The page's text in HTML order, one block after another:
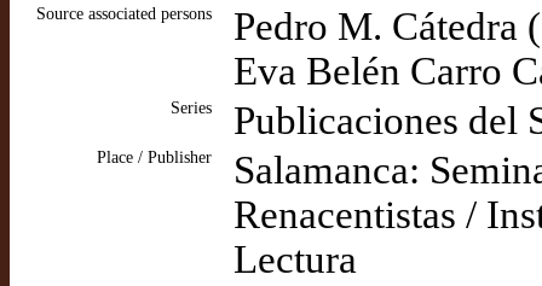
Source associated persons
Pedro M. Cátedra
Eva Belén Carro
Series Publicaciones del
Place / Publisher
Salamanca:
Renacentistas /
Lectura